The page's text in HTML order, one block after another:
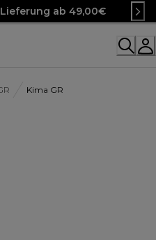
ab 49,00€
Kima GR